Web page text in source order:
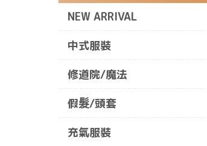
NEW ARRIVAL
中式服裝
修道院/魔法
假髮/頭套
充氣服裝